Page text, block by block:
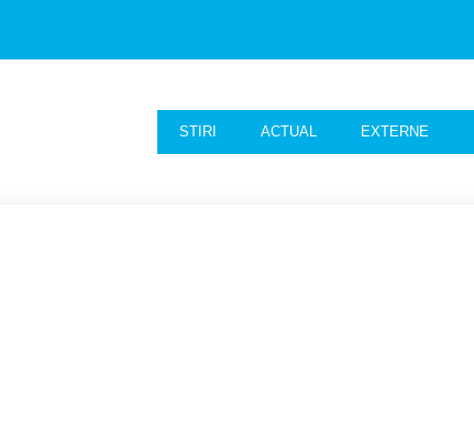
STIRI ACTUAL EXTERNE